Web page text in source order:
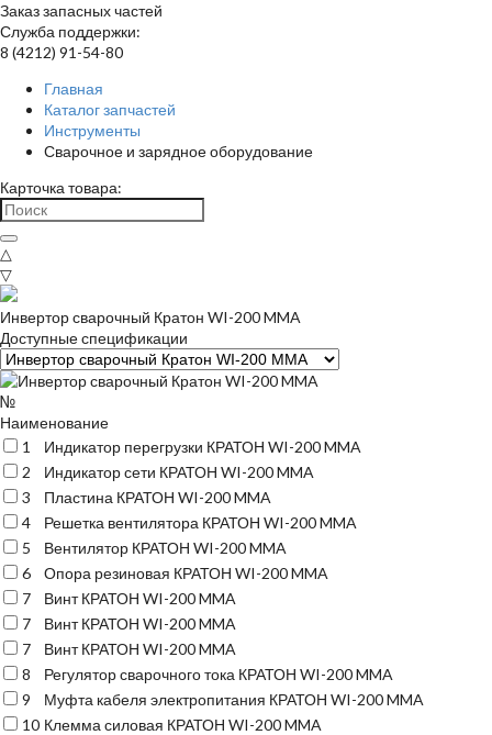
Заказ запасных частей
Служба поддержки:
8 (4212) 91-54-80
Главная
Каталог запчастей
Инструменты
Сварочное и зарядное оборудование
Карточка товара:
△
▽
Инвертор сварочный Кратон WI-200 MMA
Доступные спецификации
№
Наименование
1
Индикатор перегрузки КРАТОН WI-200 MMA
2
Индикатор сети КРАТОН WI-200 MMA
3
Пластина КРАТОН WI-200 MMA
4
Решетка вентилятора КРАТОН WI-200 MMA
5
Вентилятор КРАТОН WI-200 MMA
6
Опора резиновая КРАТОН WI-200 MMA
7
Винт КРАТОН WI-200 MMA
7
Винт КРАТОН WI-200 MMA
7
Винт КРАТОН WI-200 MMA
8
Регулятор сварочного тока КРАТОН WI-200 MMA
9
Муфта кабеля электропитания КРАТОН WI-200 MMA
10 Клемма силовая КРАТОН WI-200 MMA